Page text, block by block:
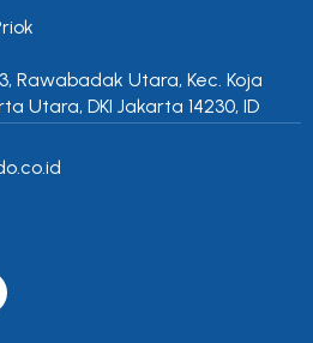
Rawabadak Utara, Kec. Koja
Utara, DKI Jakarta 14230, ID